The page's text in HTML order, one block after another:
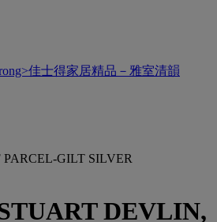
佳士得家居精品－雅室清韻
GILT SILVER
DEVLIN,